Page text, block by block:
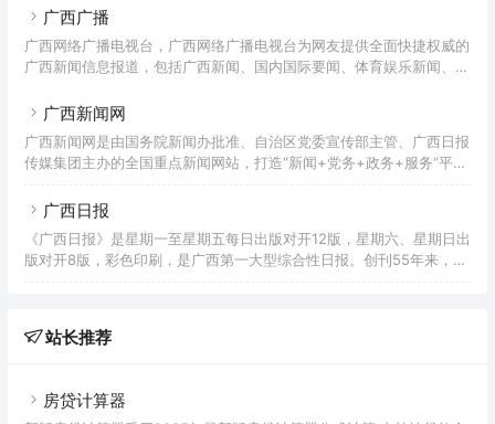
最权威、最大的新兴新闻资讯网站，致力打造移动新闻平台，是首府最
广西广播
广西网络广播电视台，广西网络广播电视台为网友提供全面快捷权威的
广西新闻信息报道，包括广西新闻、国内国际要闻、体育娱乐新闻、社
广西新闻网
广西新闻网是由国务院新闻办批准、自治区党委宣传部主管、广西日报
传媒集团主办的全国重点新闻网站，打造“新闻+党务+政务+服务”平
已成为了解广西社会经济发展成就的可靠窗口。
广西日报
《广西日报》是星期一至星期五每日出版对开12版，星期六、星期日出
版对开8版，彩色印刷，是广西第一大型综合性日报。创刊55年来，
站长推荐
房贷计算器